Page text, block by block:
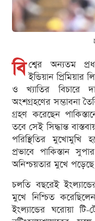
বি শ্বের অন্যতম
ইন্ডিয়ান
ও খ্যাতির
অংশগ্রহণের সম্ভাবনা
গ্রহণ করেছেন
তবে সেই সিদ্ধান্ত
পরিস্থিতির মুখোমুখি
প্রভাবে পাকিস্তান
অনিশ্চয়তার মুখে
চলতি বছরেই
মুখে নিশ্চিত
ইংল্যান্ডের ঘরোয়া টি-